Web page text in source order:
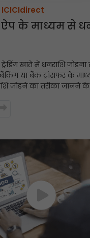
ऐप के माध्यम से
खाते में धनराशि जोड़ना
या बैंक ट्रांसफर के
जोड़ने का तरीका जानने के